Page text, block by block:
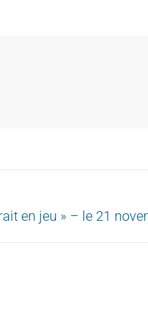
en jeu » – le 21